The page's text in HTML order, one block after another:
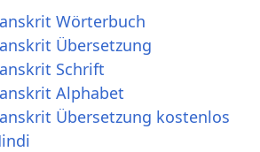
Wörterbuch
Übersetzung
Schrift
Alphabet
Übersetzung kostenlos